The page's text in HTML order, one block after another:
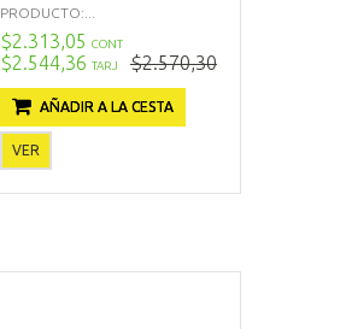
PRODUCTO:...
$2.313,05 CONT
$2.544,36 TARJ $2.570,30
AÑADIR A LA CESTA
VER